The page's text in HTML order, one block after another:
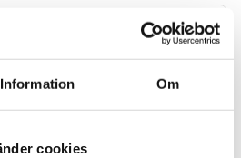
Information Om
cookies1-polig 230 V AC